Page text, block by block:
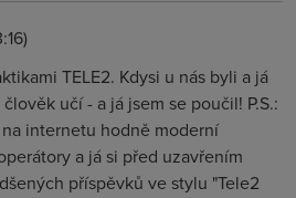
TELE2. Kdysi u nás byli a já
učí - a já jsem se poučil! P.S.:
internetu hodně moderní
a já si před uzavřením
příspěvků ve stylu "Tele2